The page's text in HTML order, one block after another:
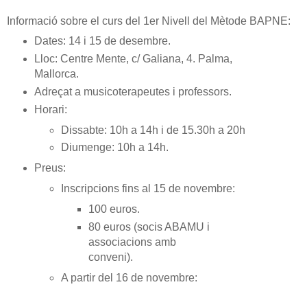
Informació sobre el curs del 1er Nivell del Mètode BAPNE:
Dates: 14 i 15 de desembre.
Lloc: Centre Mente, c/ Galiana, 4. Palma,
Mallorca.
Adreçat a musicoterapeutes i professors.
Horari:
Dissabte: 10h a 14h i de 15.30h a 20h
Diumenge: 10h a 14h.
Preus:
Inscripcions fins al 15 de novembre:
100 euros.
80 euros (socis ABAMU i
associacions amb
conveni).
A partir del 16 de novembre: